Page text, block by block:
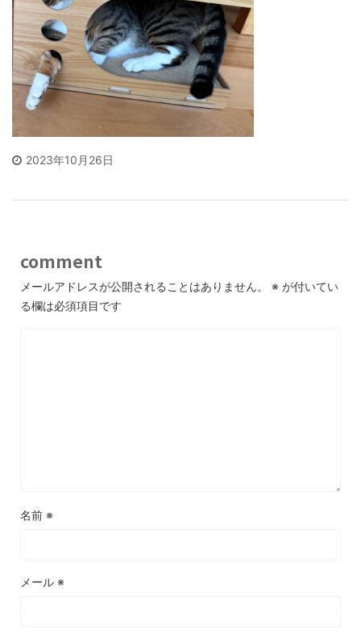
2023年10月26日
comment
メールアドレスが公開されることはありません。 ※ が付いてい
る欄は必須項目です
名前 ※
メール ※